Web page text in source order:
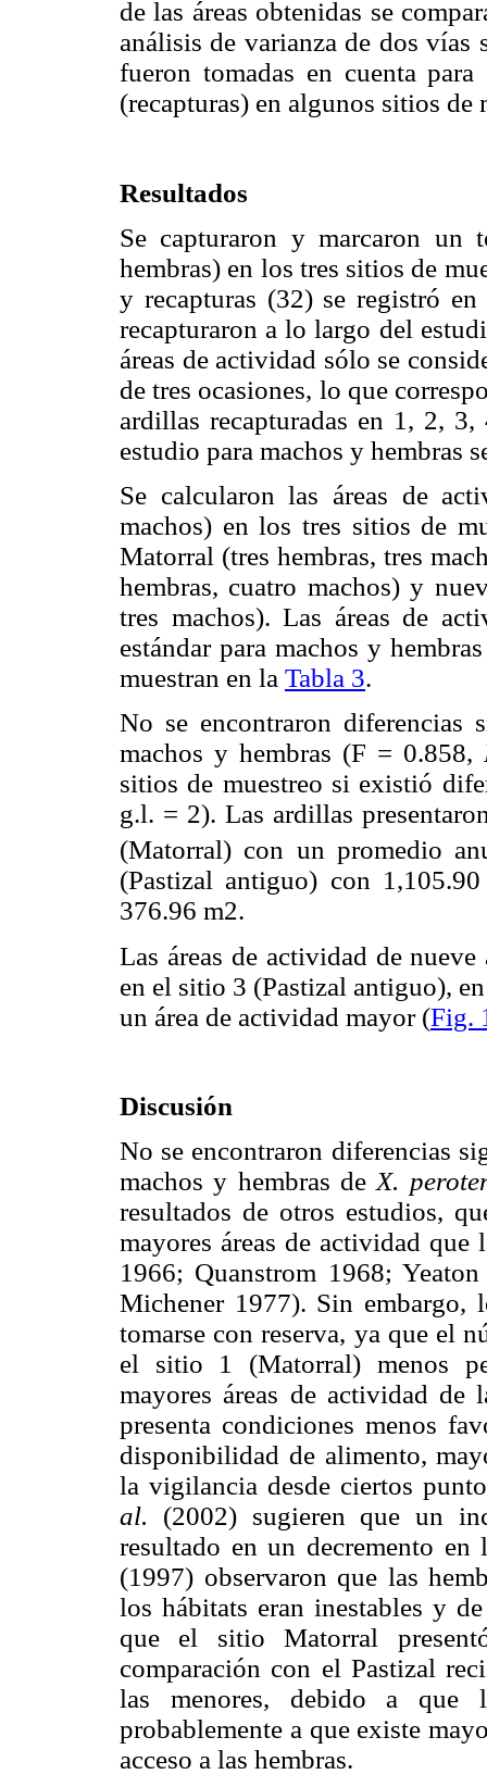
de las áreas obtenidas se
análisis de varianza de dos
fueron tomadas en cuenta
(recapturas) en algunos sitios de
Resultados
Se capturaron y marcaron
hembras) en los tres sitios de
y recapturas (32) se registró
recapturaron a lo largo del
áreas de actividad sólo se
de tres ocasiones, lo que
ardillas recapturadas en 1, 2,
estudio para machos y hembras
Se calcularon las áreas de
machos) en los tres sitios de
Matorral (tres hembras, tres
hembras, cuatro machos) y
tres machos). Las áreas de
estándar para machos y
muestran en la Tabla 3.
No se encontraron diferencias
machos y hembras (F = 0.858,
sitios de muestreo si existió
g.l. = 2). Las ardillas
(Matorral) con un promedio
(Pastizal antiguo) con
376.96 m2.
Las áreas de actividad de
en el sitio 3 (Pastizal antiguo),
un área de actividad mayor (Fig.
Discusión
No se encontraron diferencias
machos y hembras de X.
resultados de otros estudios,
mayores áreas de actividad
1966; Quanstrom 1968;
Michener 1977). Sin embargo,
tomarse con reserva, ya que el
el sitio 1 (Matorral) menos
mayores áreas de actividad
presenta condiciones menos
disponibilidad de alimento,
la vigilancia desde ciertos
al. (2002) sugieren que un
resultado en un decremento
(1997) observaron que las
los hábitats eran inestables y
que el sitio Matorral
comparación con el Pastizal
las menores, debido a
probablemente a que existe
acceso a las hembras.